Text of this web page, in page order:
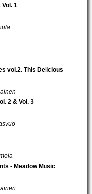
1
vol.2. This Delicious
2 & Vol. 3
- Meadow Music